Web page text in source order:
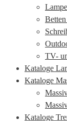
TV-
Kataloge
Kataloge
Kataloge